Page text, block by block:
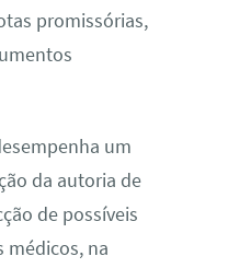
promissórias,
um
da autoria de
de possíveis
médicos, na